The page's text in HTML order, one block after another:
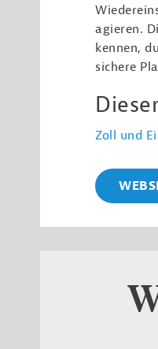
agieren.
kennen,
sichere
Zoll und